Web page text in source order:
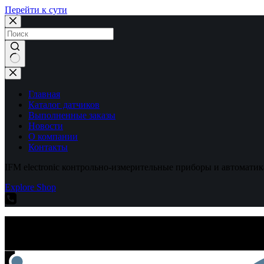
Перейти к сути
Ничего
не
найденоГлавная
Каталог датчиков
Выполненные заказы
Новости
О компании
Контакты
IFM electronic контрольно-измерительные приборы и
Explore Shop